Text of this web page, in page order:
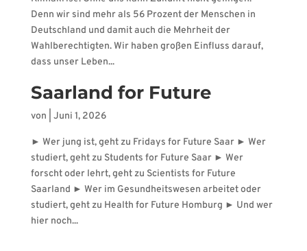
Denn wir sind mehr als 56 Prozent der Menschen in
Deutschland und damit auch die Mehrheit der
Wahlberechtigten. Wir haben großen Einfluss darauf,
dass unser Leben...
Saarland for Future
von Juni 1, 2026
► Wer jung ist, geht zu Fridays for Future Saar ► Wer
studiert, geht zu Students for Future Saar ► Wer
forscht oder lehrt, geht zu Scientists for Future
Saarland ► Wer im Gesundheitswesen arbeitet oder
studiert, geht zu Health for Future Homburg ► Und wer
hier noch...